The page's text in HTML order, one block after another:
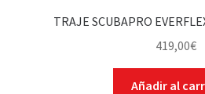
TRAJE SCUBAPRO
419,00€
Añadir al